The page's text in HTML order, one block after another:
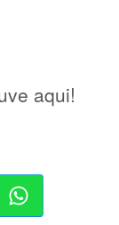
aqui!